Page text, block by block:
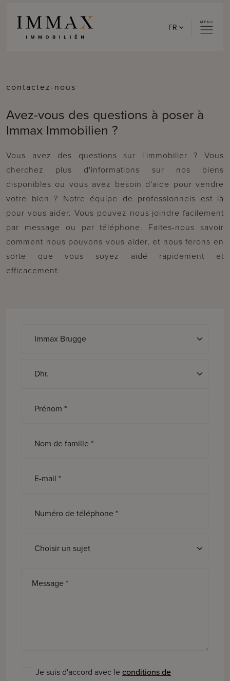
FR
contactez-nous
Avez-vous des questions à poser à
Immax Immobilien ?
Vous avez des questions sur l'immobilier ? Vous
cherchez plus d'informations sur nos biens
disponibles ou vous avez besoin d'aide pour vendre
votre bien ? Notre équipe de professionnels est là
pour vous aider. Vous pouvez nous joindre facilement
par message ou par téléphone. Faites-nous savoir
comment nous pouvons vous aider, et nous ferons en
sorte que vous soyez aidé rapidement et
efficacement.
Prénom *
Nom de famille *
E-mail *
Numéro de téléphone *
Message *
Je suis d'accord avec leconditions de